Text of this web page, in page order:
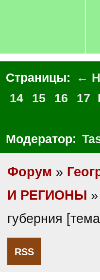
Страницы: ←
14
15 16 17
Модератор:
Форум »
И РЕГИОНЫ »
губерния
RSS